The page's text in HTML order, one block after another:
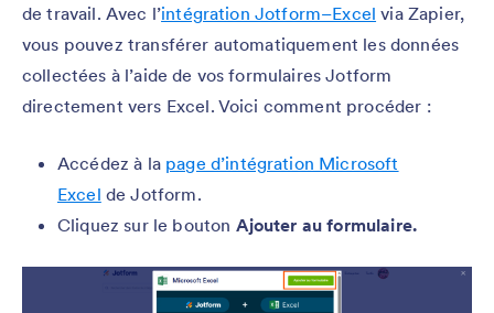
de travail. Avec l’intégration Jotform–Excel via Zapier,
vous pouvez transférer automatiquement les données
collectées à l’aide de vos formulaires Jotform
directement vers Excel. Voici comment procéder :
Accédez à la page d’intégration Microsoft
Excel de Jotform.
Cliquez sur le bouton Ajouter au formulaire.